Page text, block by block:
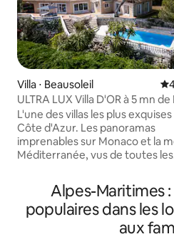
Villa ⋅ Beausoleil
ULTRA LUX Villa D'OR à 5 mn
Carlo, Monaco
L'une des villas les plus exquises
Côte d'Azur. Les panoramas
imprenables sur Monaco et la
Méditerranée, vus de toutes les
extérieur avec l'immense jardin
piscine feront de votre séjour
inoubliable ! Les équipements
supplémentaires comprennent
sauna pour 6 personnes, un
Alpes-Maritimes
populaires dans les
aux